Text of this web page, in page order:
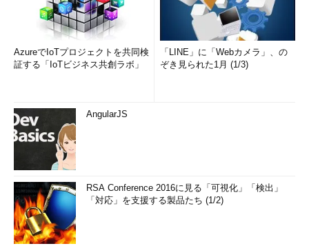
AzureでIoTプロジェクトを共同検
証する「IoTビジネス共創ラボ」
「LINE」に「Webカメラ」、の
ぞき見られた1月 (1/3)
AngularJS
RSA Conference 2016に見る「可視化」「検出」
「対応」を支援する製品たち (1/2)